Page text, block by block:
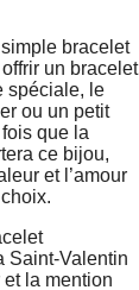
bracelet
un bracelet
spéciale, le
ou un petit
que la
ce bijou,
et l’amour
Saint-Valentin
la mention